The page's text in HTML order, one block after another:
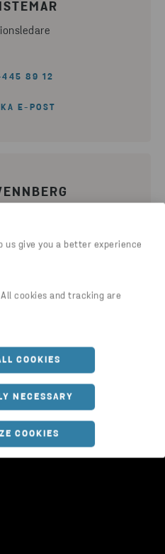
us give you a better experience
cookies and tracking are
COOKIES
NECESSARY
COOKIES
89 12
E-POST
E-POST